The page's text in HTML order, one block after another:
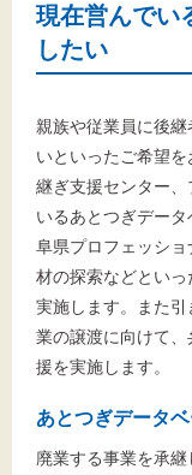
現在営んでい
したい
親族や従業員に後
いといったご希望
継ぎ支援センター
いるあとつぎデー
阜県プロフェッシ
材の探索などとい
実施します。また
業の譲渡に向けて
援を実施します。
あとつぎデータ
廃業する事業を承